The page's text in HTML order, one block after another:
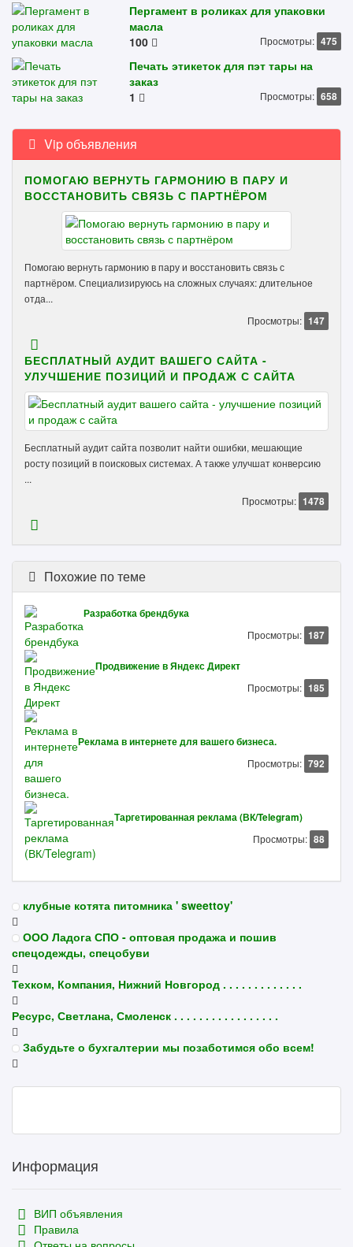
Пергамент в роликах для упаковки
масла
100
Просмотры: 475
Печать этикеток для пэт тары на
заказ
1
Просмотры: 658
Vip объявления
ПОМОГАЮ ВЕРНУТЬ ГАРМОНИЮ В ПАРУ И
ВОССТАНОВИТЬ СВЯЗЬ С ПАРТНЁРОМ
Помогаю вернуть гармонию в пару и восстановить связь с
партнёром. Специализируюсь на сложных случаях: длительное
отда...
Просмотры: 147
БЕСПЛАТНЫЙ АУДИТ ВАШЕГО САЙТА -
УЛУЧШЕНИЕ ПОЗИЦИЙ И ПРОДАЖ С САЙТА
Бесплатный аудит сайта позволит найти ошибки, мешающие
росту позиций в поисковых системах. А также улучшат конверсию
...
Просмотры: 1478
Похожие по теме
Разработка брендбука
Просмотры: 187
Продвижение в Яндекс Директ
Просмотры: 185
Реклама в интернете для вашего бизнеса.
Просмотры: 792
Таргетированная реклама (ВК/Telegram)
Просмотры: 88
клубные котята питомника ' sweettoy'
ООО Ладога СПО - оптовая продажа и пошив
спецодежды, спецобуви
Техком, Компания, Нижний Новгород . . . . . . . . . . . . .
Ресурс, Светлана, Смоленск . . . . . . . . . . . . . . . . .
Забудьте о бухгалтерии мы позаботимся обо всем!
Информация
ВИП объявления
Правила